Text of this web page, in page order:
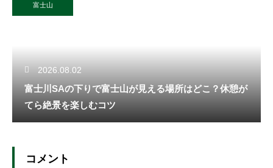
富士山
2026.08.02
富士川SAの下りで富士山が見える場所はどこ？休憩が
てら絶景を楽しむコツ
コメント